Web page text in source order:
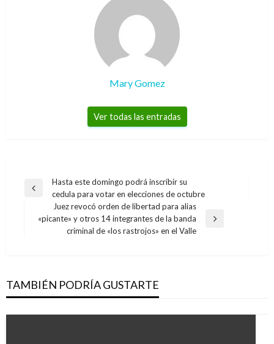
Mary Gomez
Ver todas las entradas
Navegación
entradas
Entrada
Hasta este domingo podrá inscribir su
cedula para votar en elecciones de octubre
Entrada
siguiente
Juez revocó orden de libertad para alias
«picante» y otros 14 integrantes de la banda
criminal de «los rastrojos» en el Valle
TAMBIÉN PODRÍA GUSTARTE